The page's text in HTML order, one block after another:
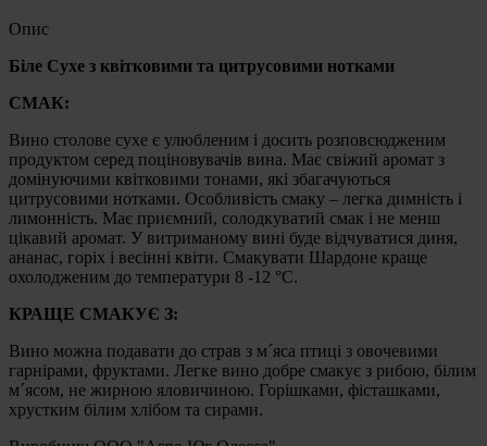
Опис
Біле Сухе з квітковими та цитрусовими нотками
СМАК:
Вино столове сухе є улюбленим і досить розповсюдженим
продуктом серед поціновувачів вина. Має свіжий аромат з
домінуючими квітковими тонами, які збагачуються
цитрусовими нотками. Особливість смаку – легка димність і
лимонність. Має приємний, солодкуватий смак і не менш
цікавий аромат. У витриманому вині буде відчуватися диня,
ананас, горіх і весінні квіти. Смакувати Шардоне краще
охолодженим до температури 8 -12 °C.
КРАЩЕ СМАКУЄ З:
Вино можна подавати до страв з м´яса птиці з овочевими
гарнірами, фруктами. Легке вино добре смакує з рибою, білим
м´ясом, не жирною яловичиною. Горішками, фісташками,
хрустким білим хлібом та сирами.